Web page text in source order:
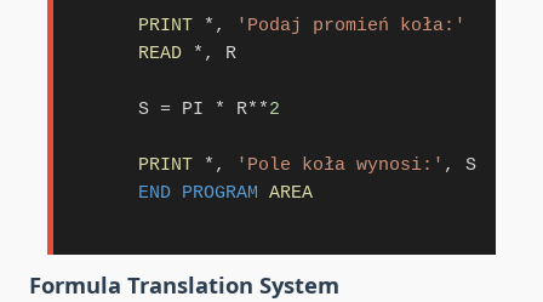
Formula Translation System
PRINT *,
'Podaj promień koła:'
READ *, R
      S
= PI * R**2
PRINT *, 'Pole koła wynosi:' , S
END PROGRAM
AREA